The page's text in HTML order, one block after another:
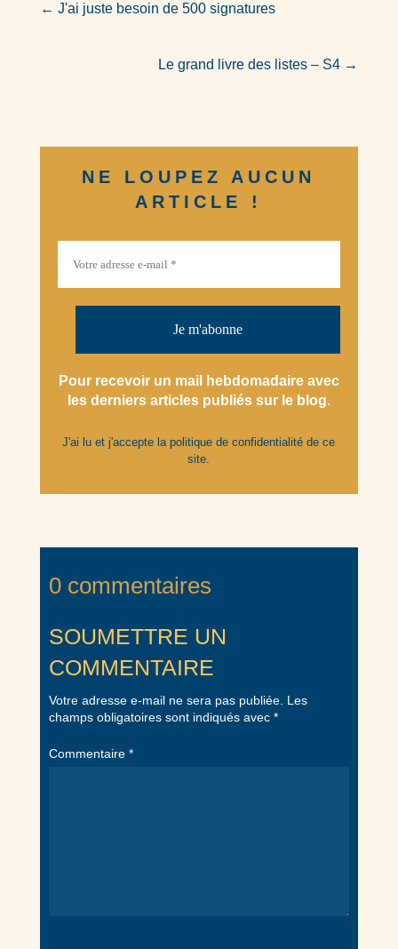
← J'ai juste besoin de 500 signatures
Le grand livre des listes – S4 →
NE LOUPEZ AUCUN
ARTICLE !
Pour recevoir un mail hebdomadaire avec
les derniers articles publiés sur le blog.
J'ai lu et j'accepte lapolitique de confidentialité de ce
site.
0 commentaires
SOUMETTRE UN
COMMENTAIRE
Votre adresse e-mail ne sera pas publiée. Les
champs obligatoires sont indiqués avec *
Commentaire *